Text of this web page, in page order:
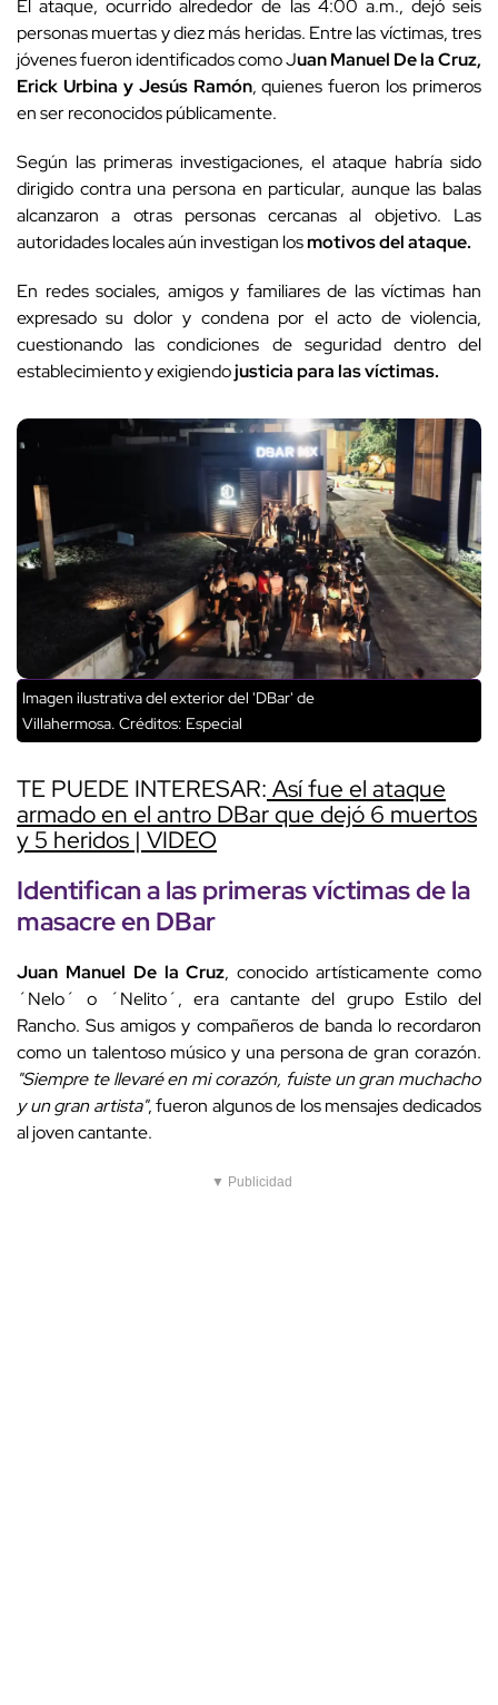
El ataque, ocurrido alrededor de las 4:00 a.m., dejó seis
personas muertas y diez más heridas. Entre las víctimas, tres
jóvenes fueron identificados como Juan Manuel De la Cruz,
Erick Urbina y Jesús Ramón, quienes fueron los primeros
en ser reconocidos públicamente.
Según las primeras investigaciones, el ataque habría sido
dirigido contra una persona en particular, aunque las balas
alcanzaron a otras personas cercanas al objetivo. Las
autoridades locales aún investigan losmotivos del ataque.
En redes sociales, amigos y familiares de las víctimas han
expresado su dolor y condena por el acto de violencia,
cuestionando las condiciones de seguridad dentro del
establecimiento y exigiendojusticia para las víctimas.
Imagen ilustrativa del exterior del 'DBar' de
Villahermosa. Créditos: Especial
TE PUEDE INTERESAR: Así fue el ataque
armado en el antro DBar que dejó 6 muertos
y 5 heridos | VIDEO
Identifican a las primeras víctimas de la
masacre en DBar
Juan Manuel De la Cruz, conocido artísticamente como
´Nelo´ o ´Nelito´, era cantante del grupo Estilo del
Rancho. Sus amigos y compañeros de banda lo recordaron
como un talentoso músico y una persona de gran corazón.
"Siempre te llevaré en mi corazón, fuiste un gran muchacho
y un gran artista", fueron algunos de los mensajes dedicados
al joven cantante.
▼ Publicidad